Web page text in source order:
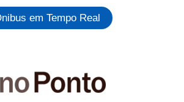
em Tempo Real